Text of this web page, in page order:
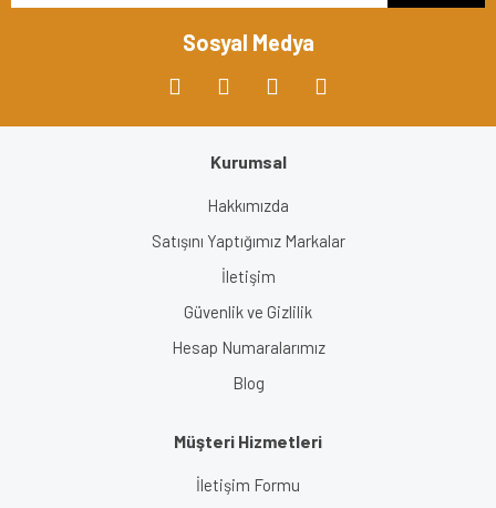
Sosyal Medya
Kurumsal
Hakkımızda
Satışını Yaptığımız Markalar
İletişim
Güvenlik ve Gizlilik
Hesap Numaralarımız
Blog
Müşteri Hizmetleri
İletişim Formu